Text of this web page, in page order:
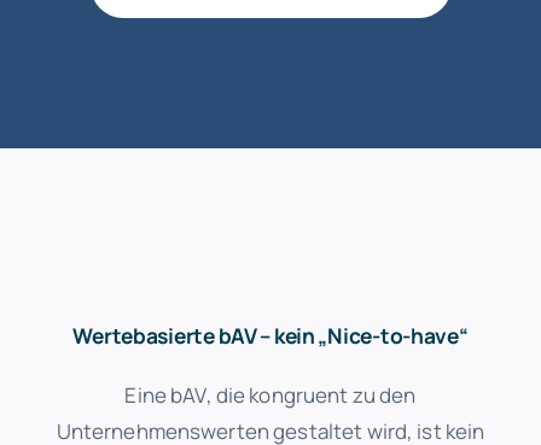
Wertebasierte bAV – kein „Nice-to-have“
Eine bAV, die kongruent zu den
Unternehmenswerten gestaltet wird, ist kein